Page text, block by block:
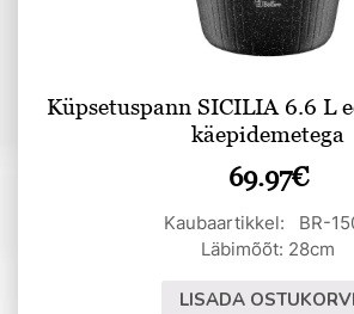
Küpsetuspann SICILIA 6.6 L
käepidemetega
69.97€
Kaubaartikkel: BR-
Läbimõõt: 28cm
LISADA OSTUKORVI